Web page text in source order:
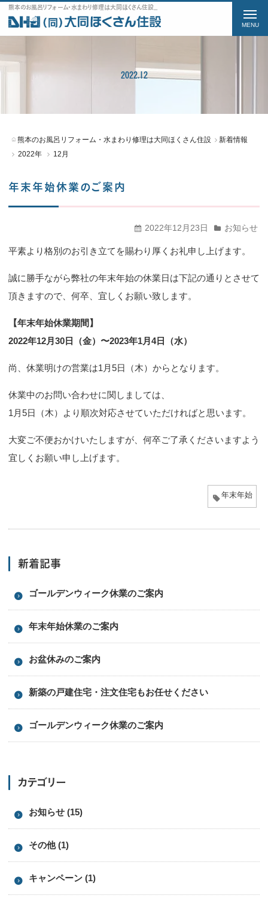
2022.12
熊本のお風呂リフォーム・水まわり修理は大同ほくさん住設
新着情報
2022年
12月
年末年始休業のご案内
2022年12月23日 お知らせ
平素より格別のお引き立てを賜わり厚くお礼申し上げます。
誠に勝手ながら弊社の年末年始の休業日は下記の通りとさせて
頂きますので、何卒、宜しくお願い致します。
【年末年始休業期間】
2022年12月30日（金）〜2023年1月4日（水）
尚、休業明けの営業は1月5日（木）からとなります。
休業中のお問い合わせに関しましては、
1月5日（木）より順次対応させていただければと思います。
大変ご不便おかけいたしますが、何卒ご了承くださいますよう
宜しくお願い申し上げます。
年末年始
新着記事
ゴールデンウィーク休業のご案内
年末年始休業のご案内
お盆休みのご案内
新築の戸建住宅・注文住宅もお任せください
ゴールデンウィーク休業のご案内
カテゴリー
お知らせ (15)
その他 (1)
キャンペーン (1)
t
o
a
t
n